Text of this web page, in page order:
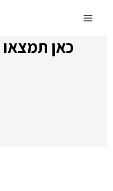
לתוכןMenu
כאן